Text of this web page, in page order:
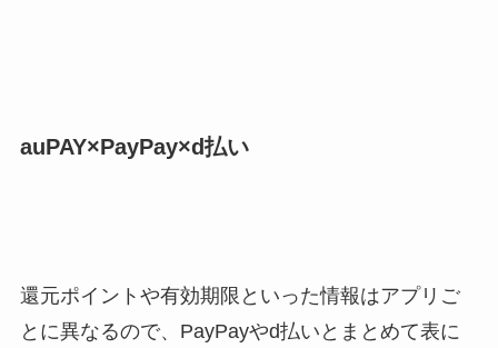
auPAY×PayPay×d払い
還元ポイントや有効期限といった情報はアプリご
とに異なるので、PayPayやd払いとまとめて表に